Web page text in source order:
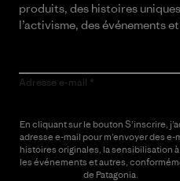
produits, des histoires
l’activisme, des événements
Adresse e-mail
En cliquant sur le bouton S’inscrire,
adresse e-mail pour m’envoyer des
histoires originales, la sensibilisation
les événements et autres,
de Patagonia.